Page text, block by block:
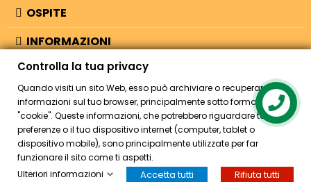
OSPITE
INFORMAZIONI
NEGOZIO
© 2026 - Bellearti.it -credits
HOME ACCOUNT CASSA CERCA
Controlla la tua privacy
Quando visiti un sito Web, esso può archiviare o recuperare
informazioni sul tuo browser, principalmente sotto forma di
"cookie". Queste informazioni, che potrebbero riguardare te, le tue
preferenze o il tuo dispositivo internet (computer, tablet o
dispositivo mobile), sono principalmente utilizzate per far
funzionare il sito come ti aspetti.
Ulteriori informazioni
Accetta tutti Rifiuta tutti
Contact us